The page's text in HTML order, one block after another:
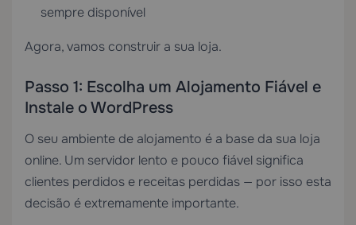
sempre disponível
Agora, vamos construir a sua loja.
Passo 1: Escolha um Alojamento Fiável e
Instale o WordPress
O seu ambiente de alojamento é a base da sua loja
online. Um servidor lento e pouco fiável significa
clientes perdidos e receitas perdidas — por isso esta
decisão é extremamente importante.